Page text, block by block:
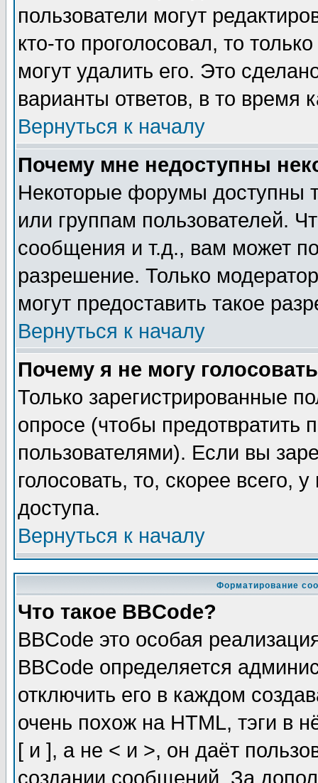
пользователи могут
кто-то проголосовал, то
могут удалить его. Это
варианты ответов, в то время
Вернуться к началу
Почему мне недоступны
Некоторые форумы доступны
или группам пользователей.
сообщения и т.д., вам может
разрешение. Только
могут предоставить такое
Вернуться к началу
Почему я не могу
Только зарегистрированные
опросе (чтобы предотвратить
пользователями). Если вы
голосовать, то, скорее всего,
доступа.
Вернуться к началу
Форматирование
Что такое BBCode?
BBCode это особая
BBCode определяется
отключить его в каждом
очень похож на HTML, тэги в
[ и ], а не < и >, он даёт
создании сообщений. За